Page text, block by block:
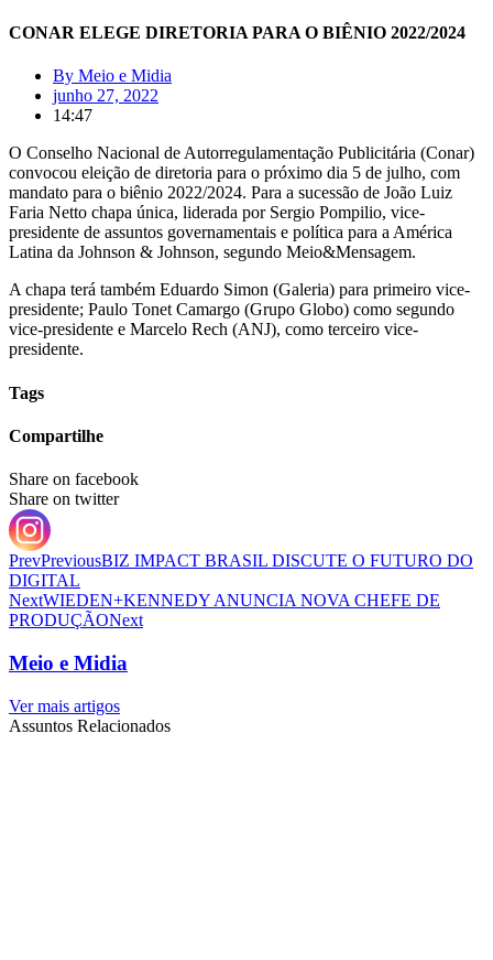
CONAR ELEGE DIRETORIA PARA O BIÊNIO 2022/2024
By Meio e Midia
junho 27, 2022
14:47
O Conselho Nacional de Autorregulamentação Publicitária (Conar)
convocou eleição de diretoria para o próximo dia 5 de julho, com
mandato para o biênio 2022/2024. Para a sucessão de João Luiz
Faria Netto chapa única, liderada por Sergio Pompilio, vice-
presidente de assuntos governamentais e política para a América
Latina da Johnson & Johnson, segundo Meio&Mensagem.
A chapa terá também Eduardo Simon (Galeria) para primeiro vice-
presidente; Paulo Tonet Camargo (Grupo Globo) como segundo
vice-presidente e Marcelo Rech (ANJ), como terceiro vice-
presidente.
Tags
Compartilhe
Share on facebook
Share on twitter
PrevPreviousBIZ IMPACT BRASIL DISCUTE O FUTURO DO
DIGITAL
NextWIEDEN+KENNEDY ANUNCIA NOVA CHEFE DE
PRODUÇÃONext
Meio e Midia
Ver mais artigos
Assuntos Relacionados